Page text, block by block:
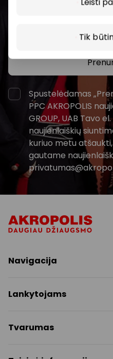
Tik
Spustelėdamas
PPC AKROPOLIS
GROUP, UAB Tavo
naujienlaiškių
kuriuo metu
gautame
Navigacija
Paslaugos
Pramogos
Lankytojams
Nemokami patogumai
Tvarumas